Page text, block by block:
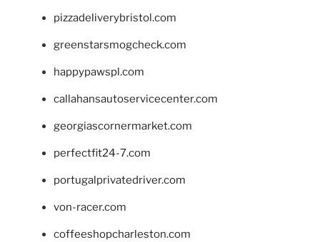
pizzadeliverybristol.com
greenstarsmogcheck.com
happypawspl.com
callahansautoservicecenter.com
georgiascornermarket.com
perfectfit24-7.com
portugalprivatedriver.com
von-racer.com
coffeeshopcharleston.com